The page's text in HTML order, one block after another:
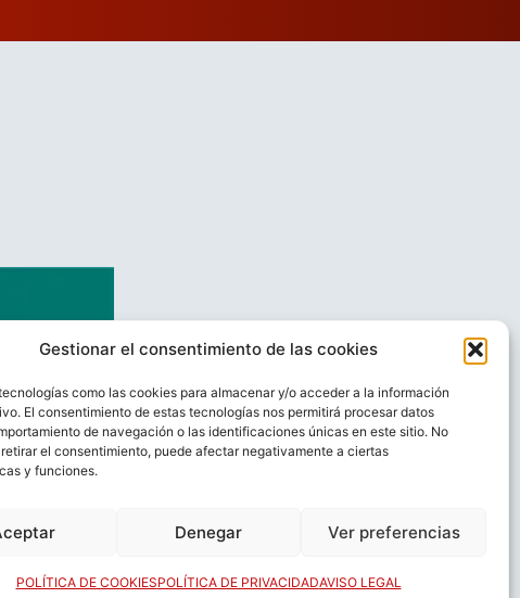
Gestionar el consentimiento de las cookies
como las cookies para almacenar y/o acceder a la información
El consentimiento de estas tecnologías nos permitirá procesar datos
de navegación o las identificaciones únicas en este sitio. No
el consentimiento, puede afectar negativamente a ciertas
y funciones.
Denegar Ver preferencias
POLÍTICA DE COOKIESPOLÍTICA DE PRIVACIDADAVISO LEGAL